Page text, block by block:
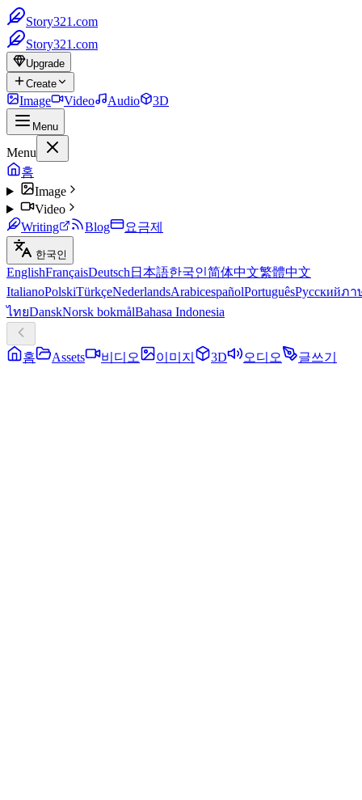
Story321.com
Story321.com
Upgrade
Create
Image Video Audio 3D
Menu
Menu
홈
Image
Video
Writing
Blog 요금제
한국인
EnglishFrançaisDeutsch 日本語한국인简体中文繁體中文
ItalianoPolskiTürkçeNederlandsArabicespañolPortuguêsРусскийภา
ไทยDanskNorsk bokmålBahasa Indonesia
홈 Assets 비디오 이미지 3D 오디오 글쓰기